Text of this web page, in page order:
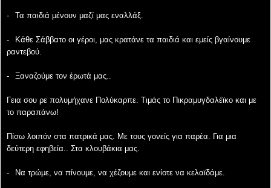
- Τα παιδιά μένουν μαζί μας εναλλάξ.
-
Κάθε Σάββατο οι γέροι, μας κρατάνε τα παιδιά και εμείς βγαίνουμε
ραντεβού.
- Ξαναζούμε τον έρωτά μας..
Γεια σου ρε πολυμήχανε Πολύκαρπε. Τιμάς το Πικραμυγδαλέϊκο και με
το παραπάνω!
Πίσω λοιπόν στα πατρικά μας. Με τους γονείς για παρέα. Για μια
δεύτερη εφηβεία.. Στα κλουβάκια μας.
- Να τρώμε, να πίνουμε, να χέζουμε και ενίοτε να κελαϊδάμε.